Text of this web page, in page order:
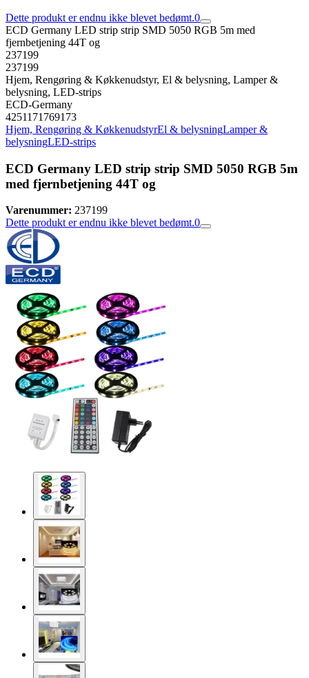
Dette produkt er endnu ikke blevet bedømt.0
ECD Germany LED strip strip SMD 5050 RGB 5m med
fjernbetjening 44T og
237199
237199
Hjem, Rengøring & Køkkenudstyr, El & belysning, Lamper &
belysning, LED-strips
ECD-Germany
4251171769173
Hjem, Rengøring & KøkkenudstyrEl & belysningLamper &
belysningLED-strips
ECD Germany LED strip strip SMD 5050 RGB 5m
med fjernbetjening 44T og
Varenummer: 237199
Dette produkt er endnu ikke blevet bedømt.0